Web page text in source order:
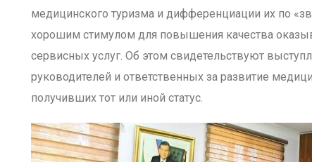
медицинского туризма и дифференциации их по
хорошим стимулом для повышения качества
сервисных услуг. Об этом свидетельствуют
руководителей и ответственных за развитие
получивших тот или иной статус.